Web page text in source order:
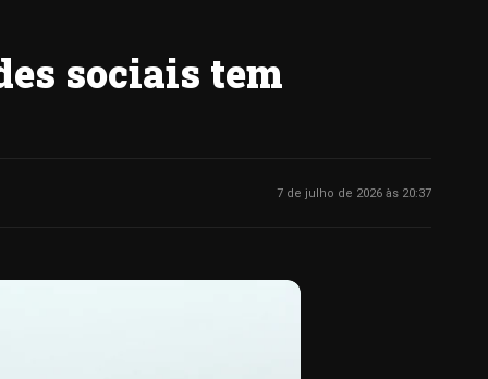
sociais tem
7 de julho de 2026 às 20:37